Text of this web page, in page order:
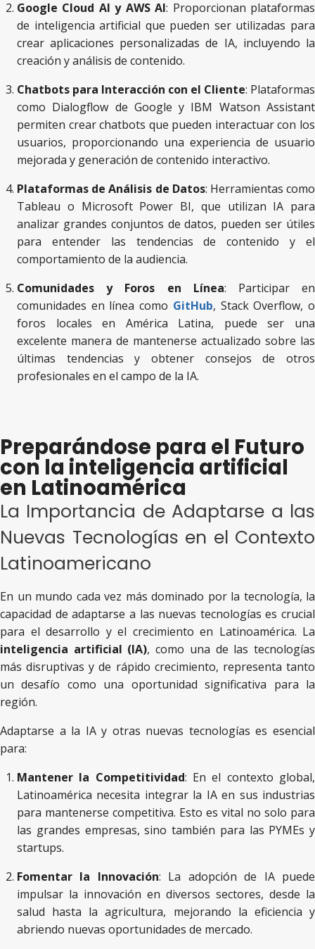
Google Cloud AI y AWS AI: Proporcionan plataformas
de inteligencia artificial que pueden ser utilizadas para
crear aplicaciones personalizadas de IA, incluyendo la
creación y análisis de contenido.
Chatbots para Interacción con el Cliente: Plataformas
como Dialogflow de Google y IBM Watson Assistant
permiten crear chatbots que pueden interactuar con los
usuarios, proporcionando una experiencia de usuario
mejorada y generación de contenido interactivo.
Plataformas de Análisis de Datos: Herramientas como
Tableau o Microsoft Power BI, que utilizan IA para
analizar grandes conjuntos de datos, pueden ser útiles
para entender las tendencias de contenido y el
comportamiento de la audiencia.
Comunidades y Foros en Línea: Participar en
comunidades en línea como GitHub, Stack Overflow, o
foros locales en América Latina, puede ser una
excelente manera de mantenerse actualizado sobre las
últimas tendencias y obtener consejos de otros
profesionales en el campo de la IA.
Preparándose para el Futuro
con la inteligencia artificial
en Latinoamérica
La Importancia de Adaptarse a las
Nuevas Tecnologías en el Contexto
Latinoamericano
En un mundo cada vez más dominado por la tecnología, la
capacidad de adaptarse a las nuevas tecnologías es crucial
para el desarrollo y el crecimiento en Latinoamérica. La
inteligencia artificial (IA), como una de las tecnologías
más disruptivas y de rápido crecimiento, representa tanto
un desafío como una oportunidad significativa para la
región.
Adaptarse a la IA y otras nuevas tecnologías es esencial
para:
Mantener la Competitividad: En el contexto global,
Latinoamérica necesita integrar la IA en sus industrias
para mantenerse competitiva. Esto es vital no solo para
las grandes empresas, sino también para las PYMEs y
startups.
Fomentar la Innovación: La adopción de IA puede
impulsar la innovación en diversos sectores, desde la
salud hasta la agricultura, mejorando la eficiencia y
abriendo nuevas oportunidades de mercado.